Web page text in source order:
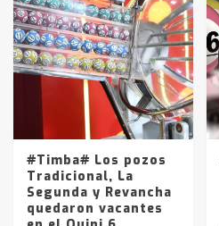
#Timba# Los pozos
Tradicional, La
Segunda y Revancha
quedaron vacantes